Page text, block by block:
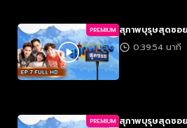
PREMIUM สุภาพบุรุษสุดซอ
0:39:54 นาที
PREMIUM สุภาพบุรุษสุดซอ